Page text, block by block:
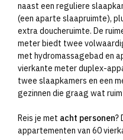
naast een reguliere
(een aparte slaapruimte),
extra doucheruimte. De
meter biedt twee
met hydromassagebad en
vierkante meter duplex-
twee slaapkamers en een
gezinnen die graag wat
Reis je met acht personen?
appartementen van 60